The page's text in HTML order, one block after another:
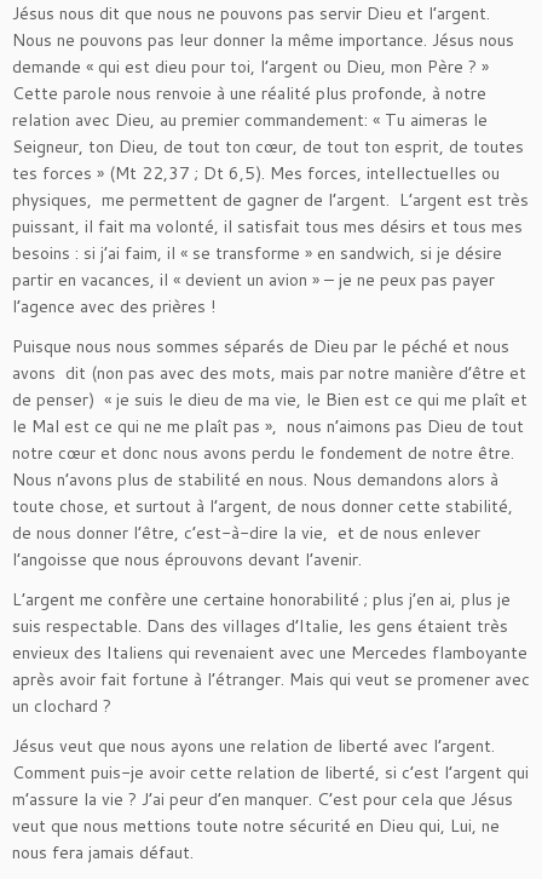
Jésus nous dit que nous ne pouvons pas servir Dieu et l’argent.
Nous ne pouvons pas leur donner la même importance. Jésus nous
demande « qui est dieu pour toi, l’argent ou Dieu, mon Père ? »
Cette parole nous renvoie à une réalité plus profonde, à notre
relation avec Dieu, au premier commandement: « Tu aimeras le
Seigneur, ton Dieu, de tout ton cœur, de tout ton esprit, de toutes
tes forces » (Mt 22,37 ; Dt 6,5). Mes forces, intellectuelles ou
physiques, me permettent de gagner de l’argent. L’argent est très
puissant, il fait ma volonté, il satisfait tous mes désirs et tous mes
besoins : si j’ai faim, il « se transforme » en sandwich, si je désire
partir en vacances, il « devient un avion » – je ne peux pas payer
l’agence avec des prières !
Puisque nous nous sommes séparés de Dieu par le péché et nous
avons dit (non pas avec des mots, mais par notre manière d’être et
de penser) « je suis le dieu de ma vie, le Bien est ce qui me plaît et
le Mal est ce qui ne me plaît pas », nous n’aimons pas Dieu de tout
notre cœur et donc nous avons perdu le fondement de notre être.
Nous n’avons plus de stabilité en nous. Nous demandons alors à
toute chose, et surtout à l’argent, de nous donner cette stabilité,
de nous donner l’être, c’est-à-dire la vie, et de nous enlever
l’angoisse que nous éprouvons devant l’avenir.
L’argent me confère une certaine honorabilité ; plus j’en ai, plus je
suis respectable. Dans des villages d’Italie, les gens étaient très
envieux des Italiens qui revenaient avec une Mercedes flamboyante
après avoir fait fortune à l’étranger. Mais qui veut se promener avec
un clochard ?
Jésus veut que nous ayons une relation de liberté avec l’argent.
Comment puis-je avoir cette relation de liberté, si c’est l’argent qui
m’assure la vie ? J’ai peur d’en manquer. C’est pour cela que Jésus
veut que nous mettions toute notre sécurité en Dieu qui, Lui, ne
nous fera jamais défaut.